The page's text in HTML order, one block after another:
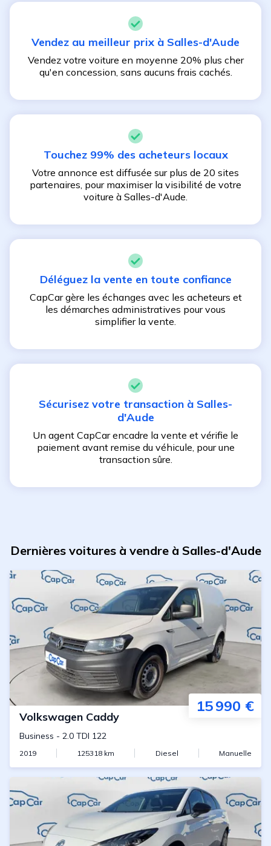
Vendez au meilleur prix à Salles-d'Aude
Vendez votre voiture en moyenne 20% plus cher
qu'en concession, sans aucuns frais cachés.
Touchez 99% des acheteurs locaux
Votre annonce est diffusée sur plus de 20 sites
partenaires, pour maximiser la visibilité de votre
voiture à Salles-d'Aude.
Déléguez la vente en toute confiance
CapCar gère les échanges avec les acheteurs et
les démarches administratives pour vous
simplifier la vente.
Sécurisez votre transaction à Salles-
d'Aude
Un agent CapCar encadre la vente et vérifie le
paiement avant remise du véhicule, pour une
transaction sûre.
Dernières voitures à vendre à Salles-d'Aude
15 990 €
Volkswagen Caddy
Business - 2.0 TDI 122
2019 125318 km Diesel Manuelle